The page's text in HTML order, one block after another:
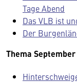
Tage Abend
Das VLB ist
Der
Thema